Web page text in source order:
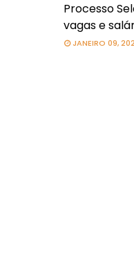
Processo
vagas e
JANEIRO 09,